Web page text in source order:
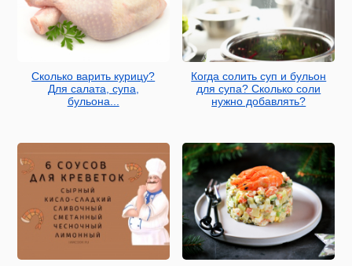
Сколько варить курицу?
Для салата, супа,
бульона...
Когда солить суп и бульон
для супа? Сколько соли
нужно добавлять?